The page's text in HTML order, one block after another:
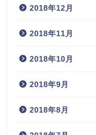
2018年12月
2018年11月
2018年10月
2018年9月
2018年8月